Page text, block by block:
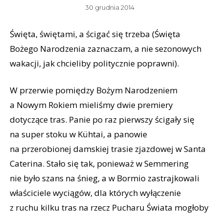
30 grudnia 2014
Święta, świętami, a ścigać się trzeba (Święta
Bożego Narodzenia zaznaczam, a nie sezonowych
wakacji, jak chcieliby politycznie poprawni).
W przerwie pomiędzy Bożym Narodzeniem
a Nowym Rokiem mieliśmy dwie premiery
dotyczące tras. Panie po raz pierwszy ścigały się
na super stoku w Kühtai, a panowie
na przerobionej damskiej trasie zjazdowej w Santa
Caterina. Stało się tak, ponieważ w Semmering
nie było szans na śnieg, a w Bormio zastrajkowali
właściciele wyciągów, dla których wyłączenie
z ruchu kilku tras na rzecz Pucharu Świata mogłoby